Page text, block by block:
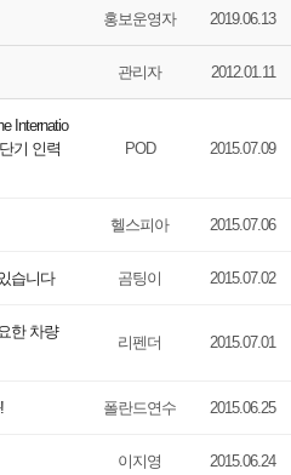
홍보운영자 2019.06.13
관리자 2012.01.11
Internatio
기 인력
POD 2015.07.09
헬스피아 2015.07.06
습니다 곰팅이 2015.07.02
한 차량
리펜더 2015.07.01
폴란드연수 2015.06.25
이지영 2015.06.24